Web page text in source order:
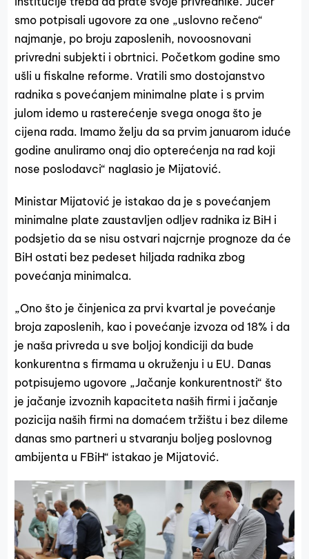
smo potpisali ugovore za one „uslovno rečeno“
najmanje, po broju zaposlenih, novoosnovani
privredni subjekti i obrtnici. Početkom godine smo
ušli u fiskalne reforme. Vratili smo dostojanstvo
radnika s povećanjem minimalne plate i s prvim
julom idemo u rasterećenje svega onoga što je
cijena rada. Imamo želju da sa prvim januarom iduće
godine anuliramo onaj dio opterećenja na rad koji
nose poslodavci“ naglasio je Mijatović.
Ministar Mijatović je istakao da je s povećanjem
minimalne plate zaustavljen odljev radnika iz BiH i
podsjetio da se nisu ostvari najcrnje prognoze da će
BiH ostati bez pedeset hiljada radnika zbog
povećanja minimalca.
„Ono što je činjenica za prvi kvartal je povećanje
broja zaposlenih, kao i povećanje izvoza od 18% i da
je naša privreda u sve boljoj kondiciji da bude
konkurentna s firmama u okruženju i u EU. Danas
potpisujemo ugovore „Jačanje konkurentnosti“ što
je jačanje izvoznih kapaciteta naših firmi i jačanje
pozicija naših firmi na domaćem tržištu i bez dileme
danas smo partneri u stvaranju boljeg poslovnog
ambijenta u FBiH“ istakao je Mijatović.